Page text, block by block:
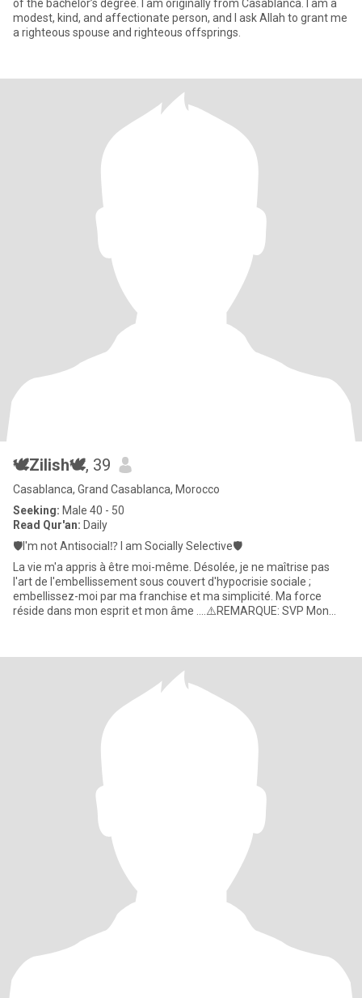
of the bachelor’s degree. I am originally from Casablanca. I am a
modest, kind, and affectionate person, and I ask Allah to grant me
a righteous spouse and righteous offsprings.
🕊️Zilish🕊️, 39
Casablanca, Grand Casablanca, Morocco
Seeking: Male 40 - 50
Read Qur'an: Daily
🛡️I'm not Antisocial⁉️ I am Socially Selective🛡️
La vie m'a appris à être moi-même. Désolée, je ne maîtrise pas
l'art de l'embellissement sous couvert d'hypocrisie sociale ;
embellissez-moi par ma franchise et ma simplicité. Ma force
réside dans mon esprit et mon âme ....⚠️REMARQUE: SVP Mon